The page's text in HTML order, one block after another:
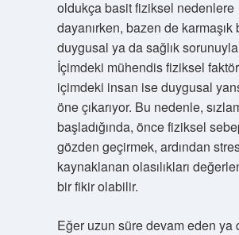
oldukça basit fiziksel nedenlere
dayanırken, bazen de karmaşık
duygusal ya da sağlık
İçimdeki mühendis fiziksel
içimdeki insan ise duygusal
öne çıkarıyor. Bu nedenle,
başladığında, önce fiziksel
gözden geçirmek, ardından
kaynaklanan olasılıkları
bir fikir olabilir.
Eğer uzun süre devam eden ya